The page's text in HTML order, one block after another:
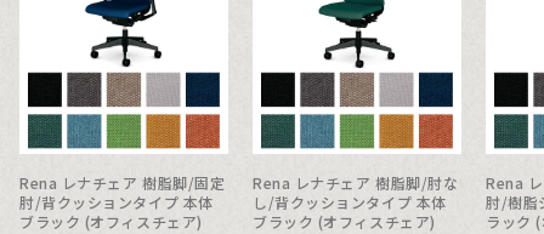
Rena レナチェア 樹脂脚/固定
肘/背クッションタイプ 本体
ブラック (オフィスチェア)
Rena レナチェア 樹脂脚/肘な
し/背クッションタイプ 本体
ブラック (オフィスチェア)
Rena
肘/樹脂
ラック